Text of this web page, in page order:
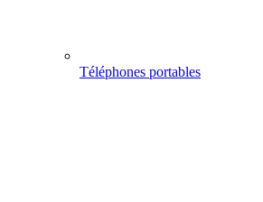
Téléphones portables